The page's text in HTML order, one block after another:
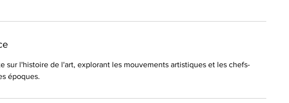
sur l'histoire de l'art, explorant les mouvements artistiques et les chefs-
époques.